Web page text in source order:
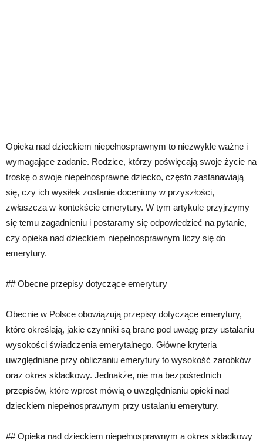
Opieka nad dzieckiem niepełnosprawnym to niezwykle ważne i
wymagające zadanie. Rodzice, którzy poświęcają swoje życie na
troskę o swoje niepełnosprawne dziecko, często zastanawiają
się, czy ich wysiłek zostanie doceniony w przyszłości,
zwłaszcza w kontekście emerytury. W tym artykule przyjrzymy
się temu zagadnieniu i postaramy się odpowiedzieć na pytanie,
czy opieka nad dzieckiem niepełnosprawnym liczy się do
emerytury.
## Obecne przepisy dotyczące emerytury
Obecnie w Polsce obowiązują przepisy dotyczące emerytury,
które określają, jakie czynniki są brane pod uwagę przy ustalaniu
wysokości świadczenia emerytalnego. Główne kryteria
uwzględniane przy obliczaniu emerytury to wysokość zarobków
oraz okres składkowy. Jednakże, nie ma bezpośrednich
przepisów, które wprost mówią o uwzględnianiu opieki nad
dzieckiem niepełnosprawnym przy ustalaniu emerytury.
## Opieka nad dzieckiem niepełnosprawnym a okres składkowy